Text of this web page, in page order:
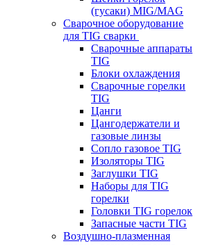
(гусаки) MIG/MAG
Сварочное оборудование
для TIG сварки
Сварочные аппараты
TIG
Блоки охлаждения
Сварочные горелки
TIG
Цанги
Цангодержатели и
газовые линзы
Сопло газовое TIG
Изоляторы TIG
Заглушки TIG
Наборы для TIG
горелки
Головки TIG горелок
Запасные части TIG
Воздушно-плазменная